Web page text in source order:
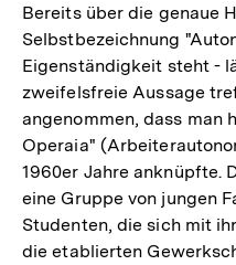
Bereits über die genaue
Selbstbezeichnung
Eigenständigkeit steht -
zweifelsfreie Aussage
angenommen, dass man
Operaia"
1960er Jahre anknüpfte.
eine Gruppe von jungen
Studenten, die sich mit
die etablierten